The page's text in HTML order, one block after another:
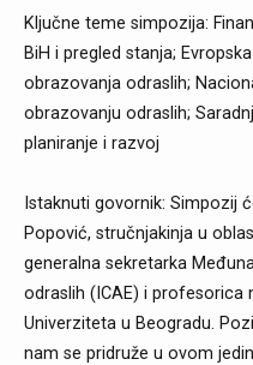
Ključne teme simpozija:
BiH i pregled stanja;
obrazovanja odraslih;
obrazovanju odraslih;
planiranje i razvoj
Istaknuti govornik: Simpozij
Popović, stručnjakinja u
generalna sekretarka
odraslih (ICAE) i
Univerziteta u Beogradu.
nam se pridruže u ovom